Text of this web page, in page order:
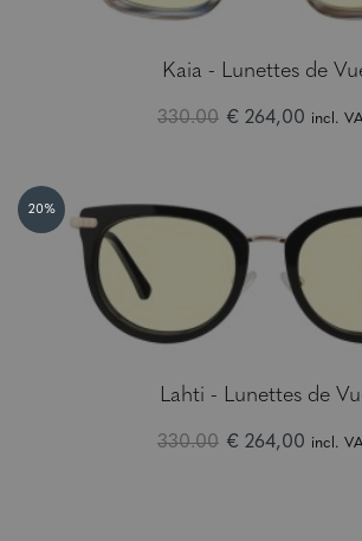
Kaia - Lunettes de
330.00 € 264,00 incl.
20%
Lahti - Lunettes de
330.00 € 264,00 incl.